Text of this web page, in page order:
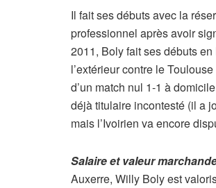
Il fait ses débuts avec la
professionnel après avoir
2011, Boly fait ses débuts
l’extérieur contre le
d’un match nul 1-1 à
déjà titulaire incontesté (il a
mais l’Ivoirien va encore
Salaire et valeur
Auxerre, Willy Boly est